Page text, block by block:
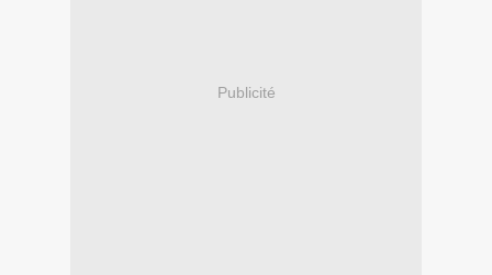
Publicité